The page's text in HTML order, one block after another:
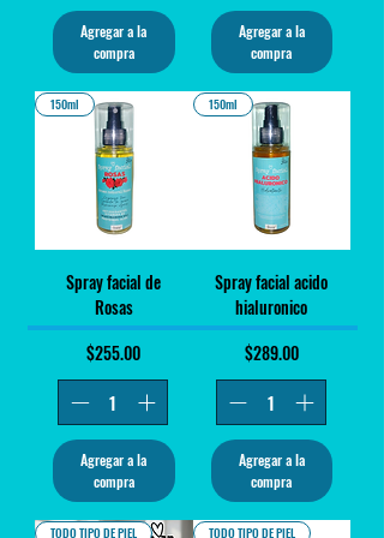
Agregar a la
compra
Agregar a la
compra
150ml
Spray facial de
Rosas
Precio
$255.00
Agregar a la
compra
150ml
Spray facial acido
hialuronico
Precio
$289.00
Agregar a la
compra
TODO TIPO DE PIEL TODO TIPO DE PIEL